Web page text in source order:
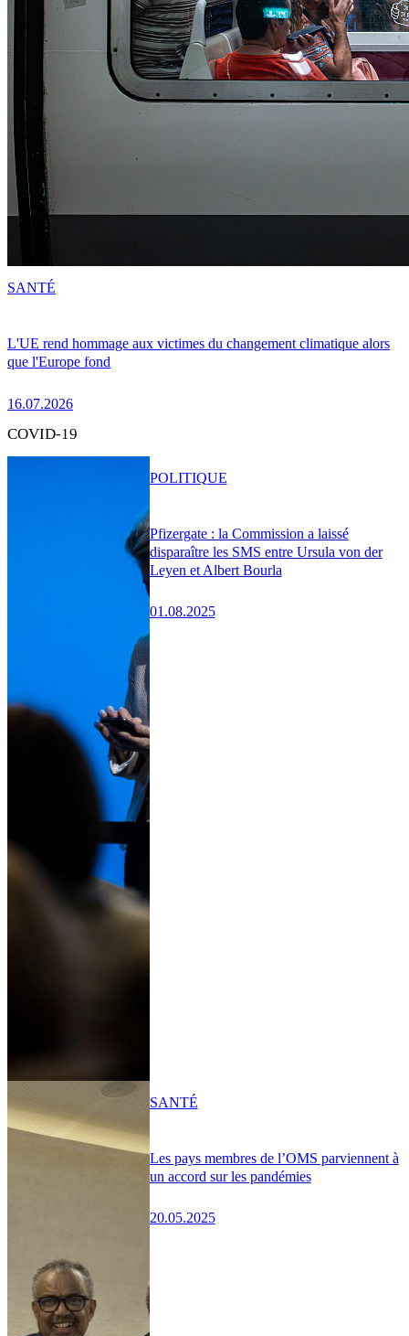
L'UE rend hommage aux victimes du changement climatique alors
que l'Europe fond
16.07.2026
SANTÉ
COVID-19
Pfizergate : la Commission a laissé
disparaître les SMS entre Ursula von der
Leyen et Albert Bourla
01.08.2025
POLITIQUE
Les pays membres de l’OMS parviennent à
un accord sur les pandémies
20.05.2025
SANTÉ